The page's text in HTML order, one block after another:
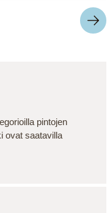
pintojen
ovat saatavilla